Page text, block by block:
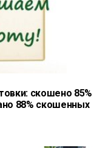
скошено 85%
88% скошенных